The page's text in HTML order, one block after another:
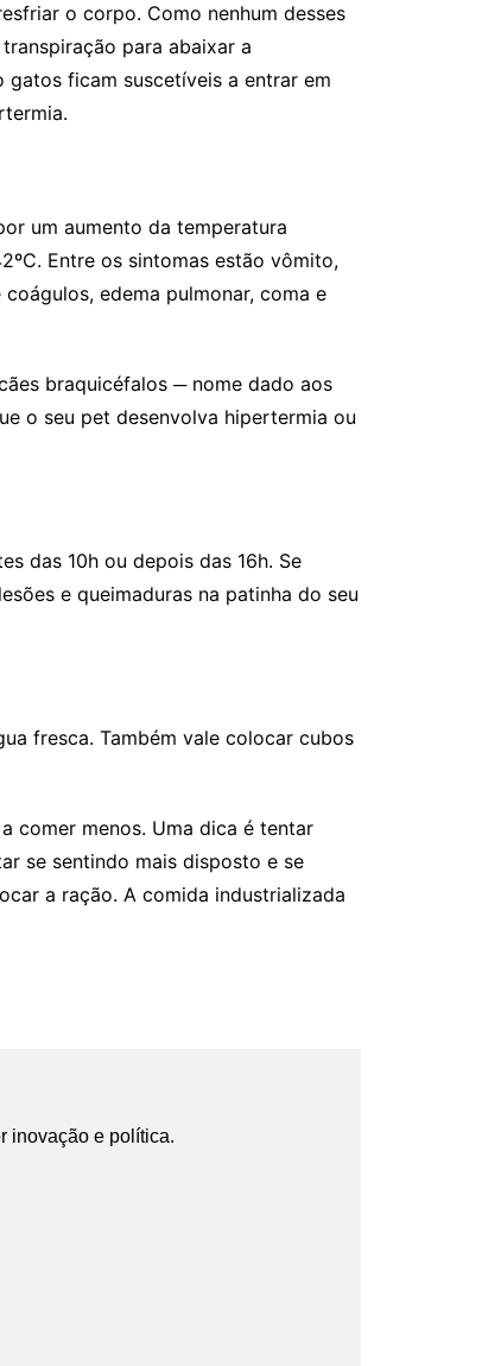
o corpo. Como nenhum desses
para abaixar a
ficam suscetíveis a entrar em
um aumento da temperatura
Entre os sintomas estão vômito,
edema pulmonar, coma e
braquicéfalos ─ nome dado aos
o seu pet desenvolva hipertermia ou
das 10h ou depois das 16h. Se
e queimaduras na patinha do seu
fresca. Também vale colocar cubos
comer menos. Uma dica é tentar
se sentindo mais disposto e se
a ração. A comida industrializada
inovação e política.